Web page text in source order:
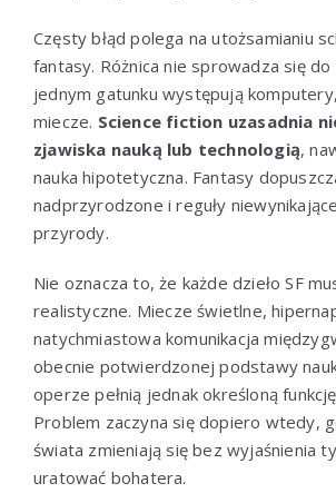
Częsty błąd polega na utożsamianiu
fantasy. Różnica nie sprowadza się
jednym gatunku występują
miecze. Science fiction uzasadnia
zjawiska nauką lub technologią,
nauka hipotetyczna. Fantasy
nadprzyrodzone i reguły
przyrody.
Nie oznacza to, że każde dzieło SF
realistyczne. Miecze świetlne,
natychmiastowa komunikacja
obecnie potwierdzonej podstawy
operze pełnią jednak określoną
Problem zaczyna się dopiero wtedy,
świata zmieniają się bez wyjaśnienia
uratować bohatera.